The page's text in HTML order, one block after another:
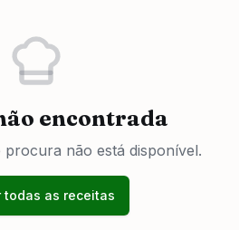
encontrada
não está disponível.
todas as receitas